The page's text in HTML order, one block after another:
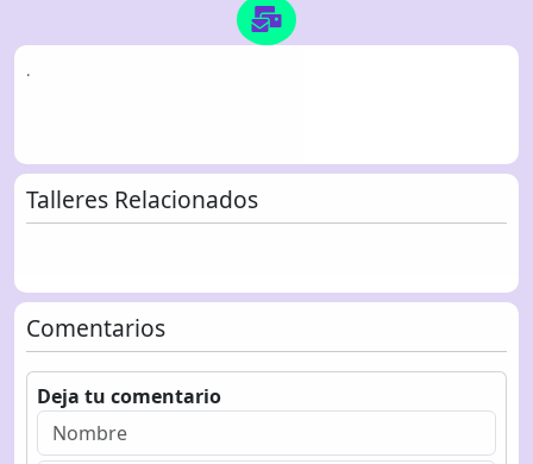
.
Talleres Relacionados
Comentarios
Deja tu comentario